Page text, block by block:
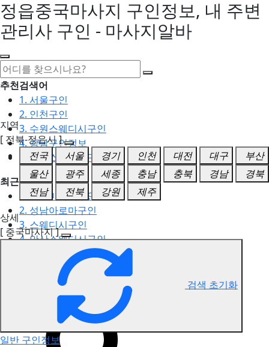
정읍중국마사지 구인정보, 내 주변
관리사 구인 - 마사지알바
추천검색어
1. 서울구인
2. 인천구인
3. 수원스웨디시구인
4. 강남구인정보
5. 동탄스웨디시구인
최근검색어
1. 일산마사지구인
2. 성남아로마구인
3. 스웨디시구인
4. 안산스웨디시구인
5. 아로마구인
정읍 중국마사지 구인정보
지역
[ 전북-정읍시 ]
전국
서울 경기 인천 대전 대구
부산
울산
광주 세종 충남 충북 경남
경북
전남
전북 강원
제주
상세
[ 중국마사지 ]
검색 초기화
일반 구인정보